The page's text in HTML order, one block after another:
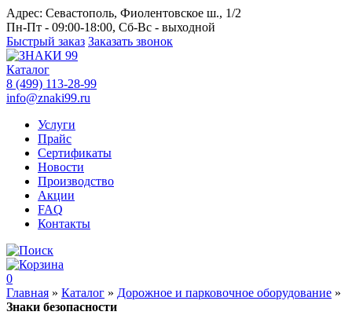
Адрес: Севастополь, Фиолентовское ш., 1/2
Пн-Пт - 09:00-18:00, Сб-Вс - выходной
Быстрый заказ Заказать звонок
Каталог
8 (499) 113-28-99
info@znaki99.ru
Услуги
Прайс
Сертификаты
Новости
Производство
Акции
FAQ
Контакты
0
Главная » Каталог » Дорожное и парковочное оборудование »
Знаки безопасности